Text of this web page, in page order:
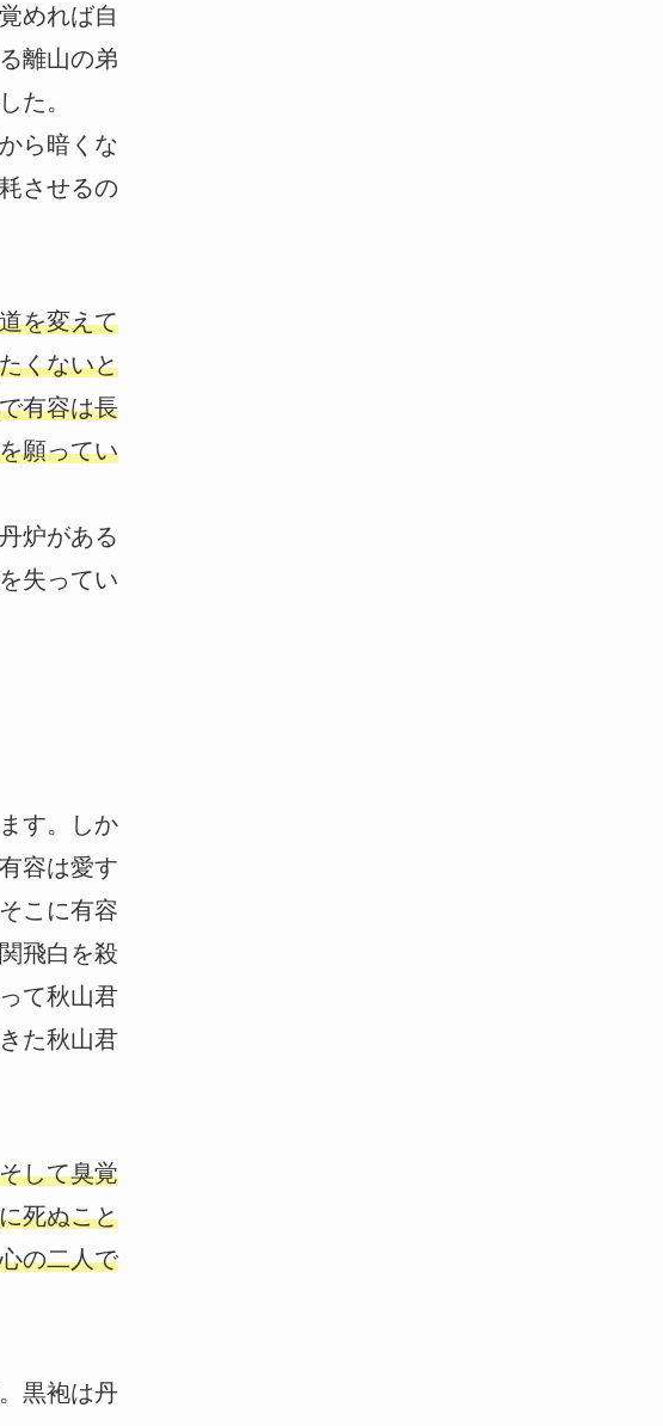
めれば自
離山の弟
た。
ら暗くな
させるの
を変えて
くないと
有容は長
願ってい
炉がある
失ってい
す。しか
容は愛す
こに有容
飛白を殺
て秋山君
た秋山君
して臭覚
死ぬこと
の二人で
黒袍は丹